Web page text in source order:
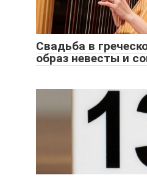
Свадьба в
образ невесты и